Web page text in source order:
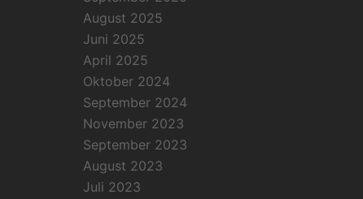
August 2025
Juni 2025
April 2025
Oktober 2024
September 2024
November 2023
September 2023
August 2023
Juli 2023